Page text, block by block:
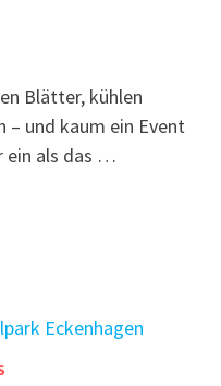
Blätter, kühlen
– und kaum ein Event
ein als das …